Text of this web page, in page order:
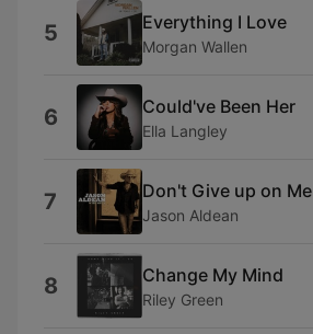
5 Everything I Love
Morgan Wallen
6 Could've Been Her
Ella Langley
7 Don't Give up on Me
Jason Aldean
8 Change My Mind
Riley Green